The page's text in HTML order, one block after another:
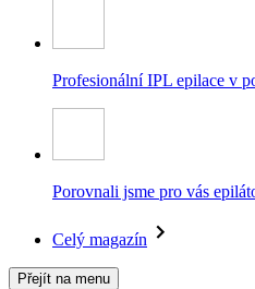
Profesionální IPL epilace v
Porovnali jsme pro vás
Celý magazín
Přejít na menu